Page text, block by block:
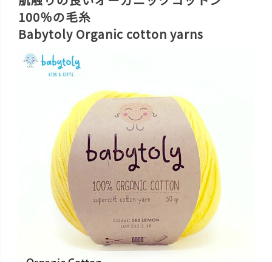
100％の毛糸
Babytoly Organic cotton yarns